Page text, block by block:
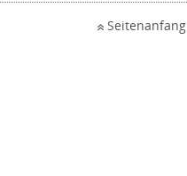
Seitenanfang